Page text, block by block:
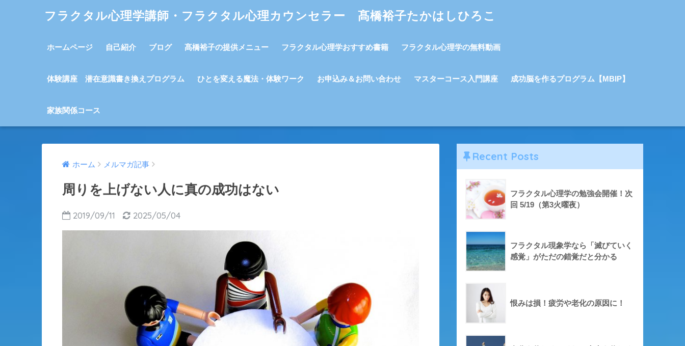
フラクタル心理学講師・フラクタル心理カウンセラー 髙橋裕子たかはしひろこ
ホームページ 自己紹介 ブログ 髙橋裕子の提供メニュー フラクタル心理学おすすめ書籍 フラクタル心理学の無料動画
体験講座 潜在意識書き換えプログラム ひとを変える魔法・体験ワーク お申込み＆お問い合わせ マスターコース入門講座 成功脳を作るプログラム【MBIP】
家族関係コース
ホーム メルマガ記事
周りを上げない人に真の成功はない
2019/09/11 2025/05/04
Recent Posts
フラクタル心理学の勉強会開催！次
回 5/19（第3火曜夜）
フラクタル現象学なら「滅びていく
感覚」がただの錯覚だと分かる
恨みは損！疲労や老化の原因に！